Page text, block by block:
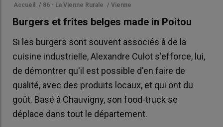
Accueil / 86 - La Vienne Rurale / Vienne
Burgers et frites belges made in Poitou
Si les burgers sont souvent associés à de la
cuisine industrielle, Alexandre Culot s'efforce, lui,
de démontrer qu'il est possible d'en faire de
qualité, avec des produits locaux, et qui ont du
goût. Basé à Chauvigny, son food-truck se
déplace dans tout le département.